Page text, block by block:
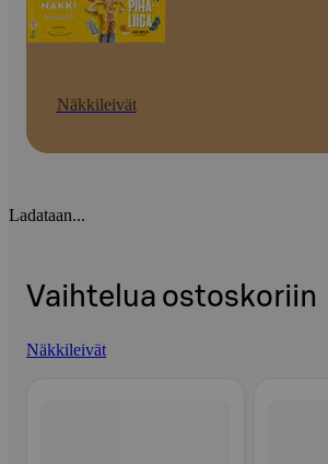
Näkkileivät
Ladataan...
Vaihtelua ostoskoriin
Näkkileivät